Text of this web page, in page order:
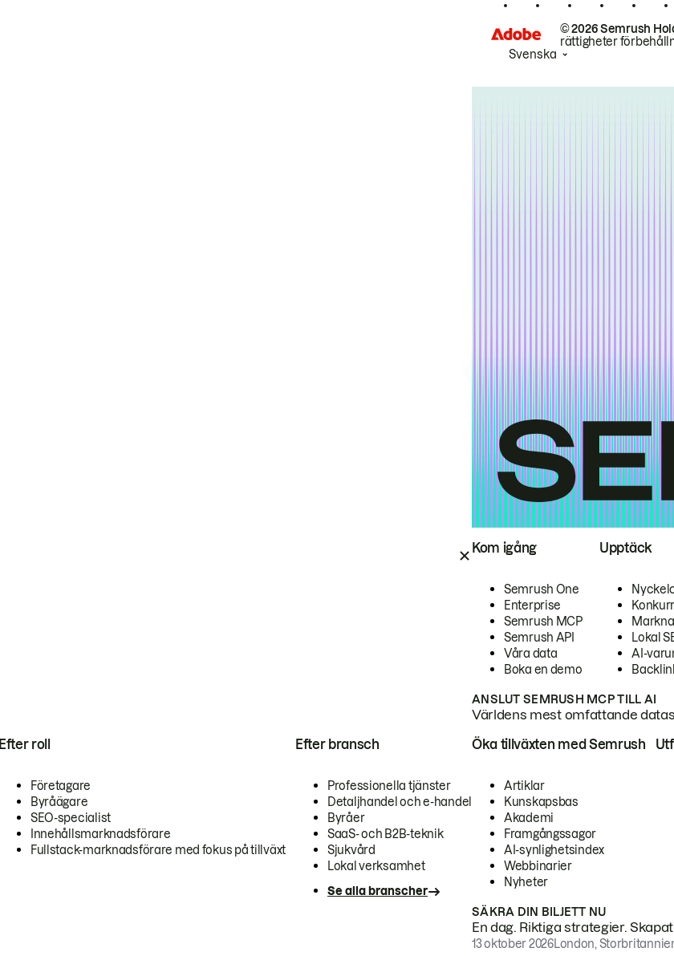
Kom igång
Semrush One
Enterprise
Semrush MCP
Semrush API
Våra data
Boka en demo
Upptäck
Lokal
AI-
ANSLUT SEMRUSH MCP TILL AI
Världens mest omfattande
Efter roll
Företagare
Byråägare
SEO-specialist
Innehållsmarknadsförare
Fullstack-marknadsförare med fokus på tillväxt
Efter bransch
Professionella tjänster
Detaljhandel och e-handel
Byråer
SaaS- och B2B-teknik
Sjukvård
Lokal verksamhet
Se alla branscher
Öka tillväxten med Semrush
Artiklar
Kunskapsbas
Akademi
Framgångssagor
AI-synlighetsindex
Webbinarier
Nyheter
SÄKRA DIN BILJETT NU
En dag. Riktiga strategier.
13 oktober 2026London,
© 2026 Semrush
rättigheter
Svenska